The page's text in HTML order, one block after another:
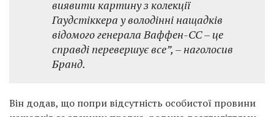
виявити картину з колекції
Гаудстіккера у володінні нащадків
відомого генерала Ваффен-СС – це
справді перевершує все”, – наголосив
Бранд.
Він додав, що попри відсутність особистої провини